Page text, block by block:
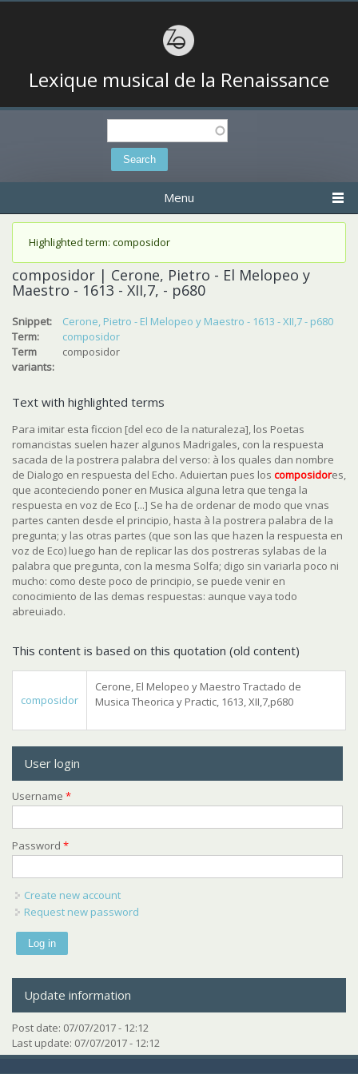
Lexique musical de la Renaissance
Search
Menu
Status message
Highlighted term: composidor
composidor | Cerone, Pietro - El Melopeo y
Maestro - 1613 - XII,7, - p680
Snippet:
Cerone, Pietro - El Melopeo y Maestro - 1613 - XII,7 - p680
Term:
composidor
Term
variants:
composidor
Text with highlighted terms
Para imitar esta ficcion [del eco de la naturaleza], los Poetas
romancistas suelen hazer algunos Madrigales, con la respuesta
sacada de la postrera palabra del verso: à los quales dan nombre
de Dialogo en respuesta del Echo. Aduiertan pues los composidores,
que aconteciendo poner en Musica alguna letra que tenga la
respuesta en voz de Eco [...] Se ha de ordenar de modo que vnas
partes canten desde el principio, hasta à la postrera palabra de la
pregunta; y las otras partes (que son las que hazen la respuesta en
voz de Eco) luego han de replicar las dos postreras sylabas de la
palabra que pregunta, con la mesma Solfa; digo sin variarla poco ni
mucho: como deste poco de principio, se puede venir en
conocimiento de las demas respuestas: aunque vaya todo
abreuiado.
This content is based on this quotation (old content)
composidor
Cerone, El Melopeo y Maestro Tractado de
Musica Theorica y Practic, 1613, XII,7,p680
User login
Username *
Password *
Create new account
Request new password
Update information
Post date: 07/07/2017 - 12:12
Last update: 07/07/2017 - 12:12